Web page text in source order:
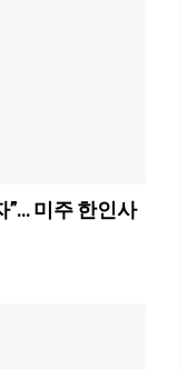
”… 미주 한인사